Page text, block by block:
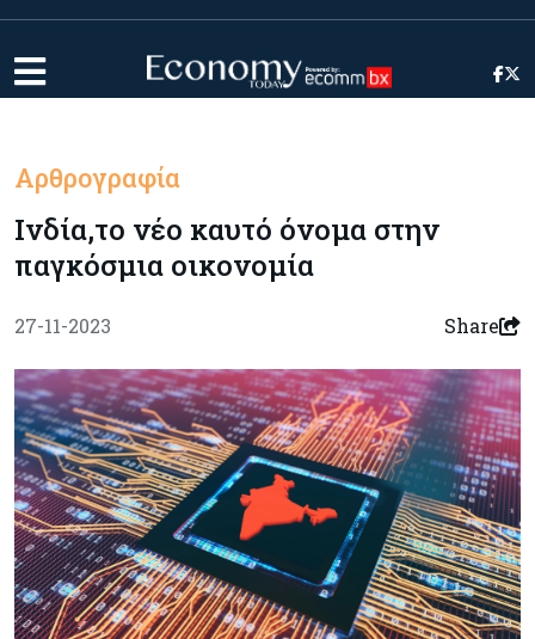
Αρθρογραφία
Ινδία,το νέο καυτό όνομα στην
παγκόσμια οικονομία
27-11-2023 Share